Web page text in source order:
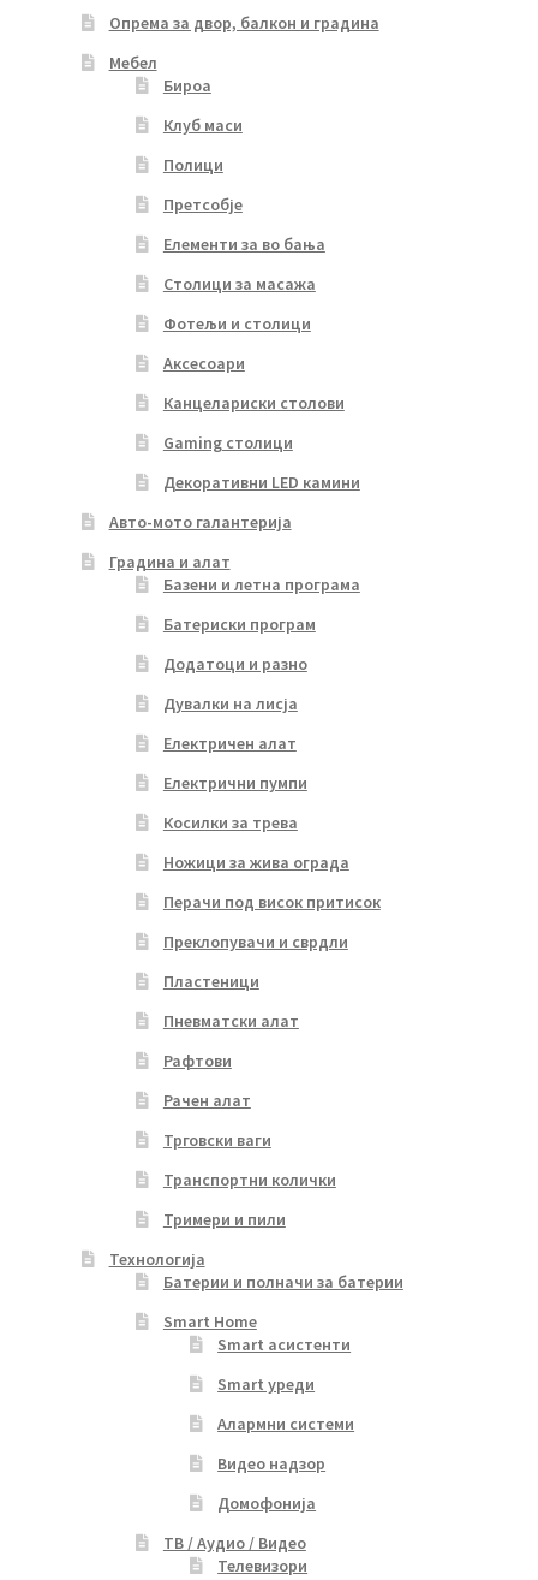
Опрема за двор, балкон и градина
Мебел
Бироа
Клуб маси
Полици
Претсобје
Елементи за во бања
Столици за масажа
Фотељи и столици
Аксесоари
Канцелариски столови
Gaming столици
Декоративни LED камини
Авто-мото галантерија
Градина и алат
Базени и летна програма
Батериски програм
Додатоци и разно
Дувалки на лисја
Електричен алат
Електрични пумпи
Косилки за трева
Ножици за жива ограда
Перачи под висок притисок
Преклопувачи и сврдли
Пластеници
Пневматски алат
Рафтови
Рачен алат
Трговски ваги
Транспортни колички
Тримери и пили
Технологија
Батерии и полначи за батерии
Smart Home
Smart асистенти
Smart уреди
Алармни системи
Видео надзор
Домофонија
ТВ / Аудио / Видео
Телевизори